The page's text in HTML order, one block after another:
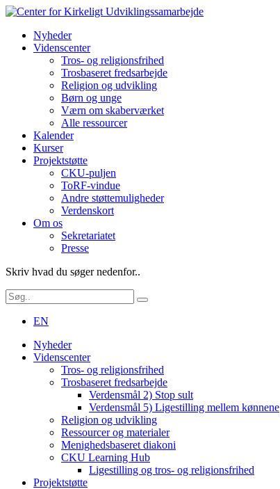
Nyheder
Videnscenter
Tros- og religionsfrihed
Trosbaseret fredsarbejde
Religion og udvikling
Børn og unge
Værn om skaberværket
Alle ressourcer
Kalender
Kurser
Projektstøtte
CKU-puljen
ToRF-vindue
Andre støttemuligheder
Verdenskort
Om os
Sekretariatet
Presse
Skriv hvad du søger nedenfor..
EN
Nyheder
Videnscenter
Tros- og religionsfrihed
Trosbaseret fredsarbejde
Verdensmål 2) Stop sult
Verdensmål 5) Ligestilling mellem kønnene
Religion og udvikling
Ressourcer og materialer
Menighedsbaseret diakoni
CKU Learning Hub
Ligestilling og tros- og religionsfrihed
Projektstøtte